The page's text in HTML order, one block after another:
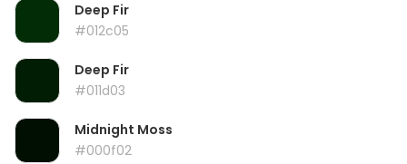
Deep Fir
#012c05
Deep Fir
#011d03
Midnight Moss
#000f02